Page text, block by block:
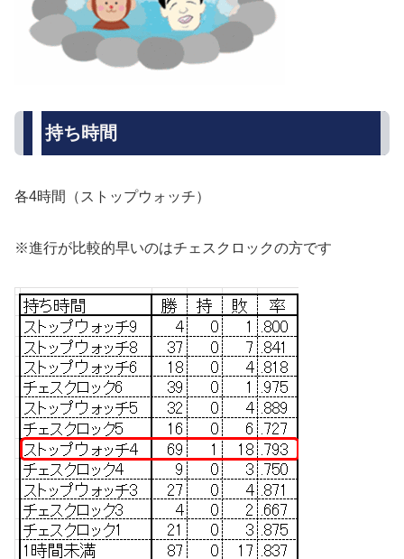
持ち時間
各4時間（ストップウォッチ）
※進行が比較的早いのはチェスクロックの方です